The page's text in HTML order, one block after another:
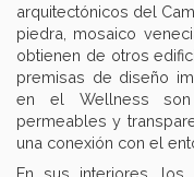
arquitectónicos del
piedra, mosaico
obtienen de otros
premisas de diseño
en el Wellness
permeables y
una conexión con el
En sus interiores,